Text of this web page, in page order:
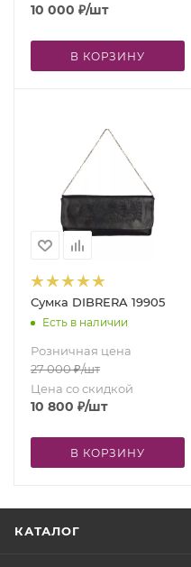
10 000 ₽/шт
В КОРЗИНУ
Сумка DIBRERA 19905
Есть в наличии
Розничная цена
27 000₽/шт
Цена со скидкой
10 800 ₽/шт
В КОРЗИНУ
КАТАЛОГ